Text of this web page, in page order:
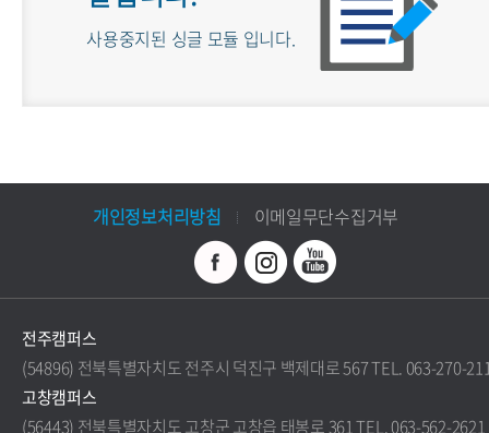
사용중지된 싱글 모듈 입니다.
개인정보처리방침 이메일무단수집거부
전주캠퍼스
(54896) 전북특별자치도 전주시 덕진구 백제대로 567 TEL. 063-270-
고창캠퍼스
(56443) 전북특별자치도 고창군 고창읍 태봉로 361 TEL. 063-562-2621